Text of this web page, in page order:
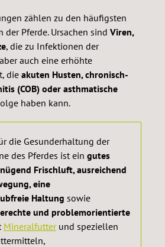
zählen zu den häufigsten
der Pferde. Ursachen sind Viren,
, die zu Infektionen der
auch eine erhöhte
die akuten Husten, chronisch-
(COB) oder asthmatische
haben kann.
die Gesunderhaltung der
des Pferdes ist ein gutes
Frischluft, ausreichend
eine
Haltung sowie
und problemorientierte
Mineralfutterund speziellen